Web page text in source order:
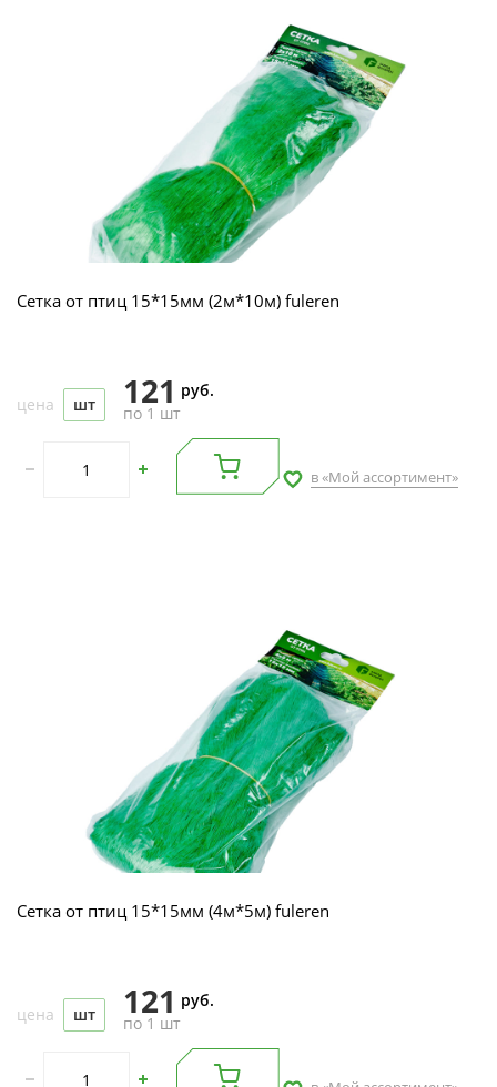
Сетка от птиц 15*15мм (2м*10м) fuleren
цена шт 121 руб.
по 1 шт
в «Мой ассортимент»
Сетка от птиц 15*15мм (4м*5м) fuleren
цена шт 121 руб.
по 1 шт